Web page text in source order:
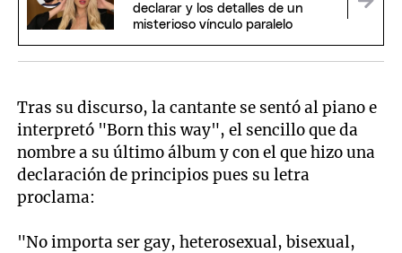
declarar y los detalles de un
misterioso vínculo paralelo
Tras su discurso, la cantante se sentó al piano e
interpretó "Born this way", el sencillo que da
nombre a su último álbum y con el que hizo una
declaración de principios pues su letra
proclama:
"No importa ser gay, heterosexual, bisexual,